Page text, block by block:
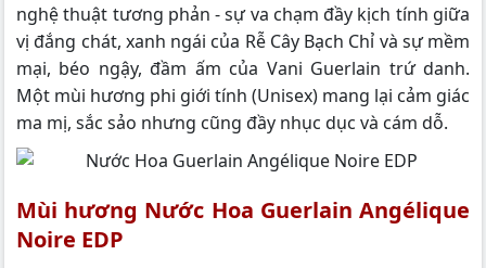
nghệ thuật tương phản - sự va chạm đầy kịch tính giữa
vị đắng chát, xanh ngái của Rễ Cây Bạch Chỉ và sự mềm
mại, béo ngậy, đầm ấm của Vani Guerlain trứ danh.
Một mùi hương phi giới tính (Unisex) mang lại cảm giác
ma mị, sắc sảo nhưng cũng đầy nhục dục và cám dỗ.
Mùi hương Nước Hoa Guerlain Angélique
Noire EDP